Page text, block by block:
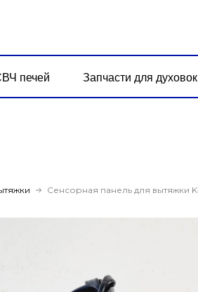
печей Запчасти для духовок